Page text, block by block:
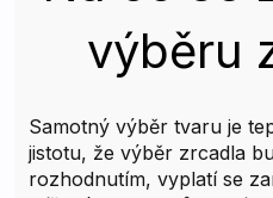
výběru
Samotný výběr tvaru je
jistotu, že výběr zrcadla
rozhodnutím, vyplatí se